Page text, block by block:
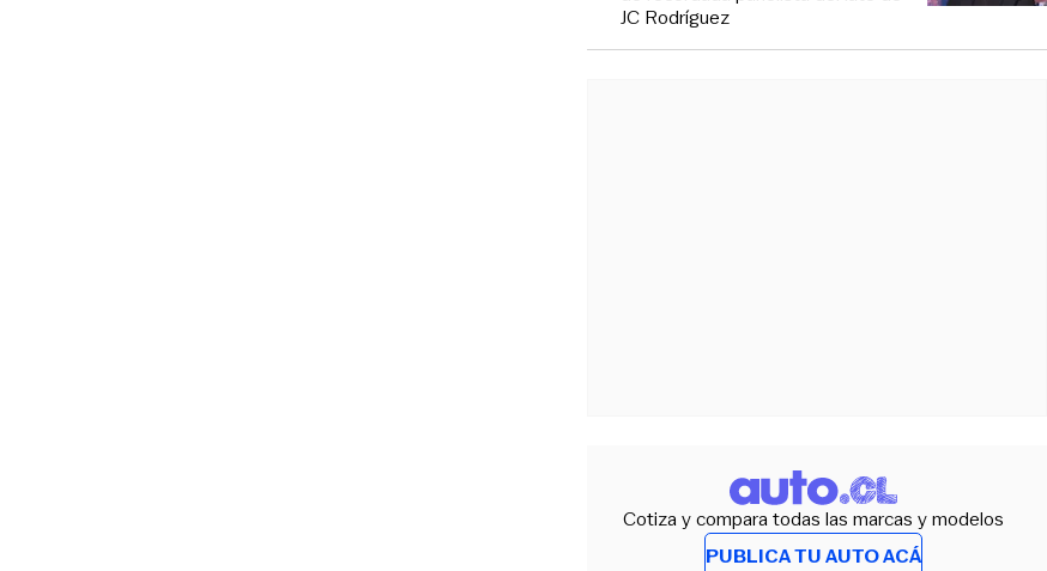
JC Rodríguez
Cotiza y compara todas las marcas y modelos
PUBLICA TU AUTO ACÁ